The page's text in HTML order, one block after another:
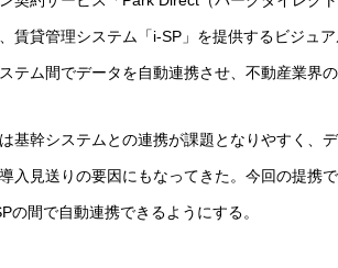
賃貸管理システム「i-SP」を提供するビジュ
テム間でデータを自動連携させ、不動産業界
基幹システムとの連携が課題となりやすく、
入見送りの要因にもなってきた。今回の提携
の間で自動連携できるようにする。